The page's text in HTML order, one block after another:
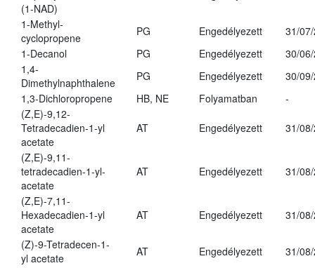
(1-NAD)
1-Methyl-
cyclopropene
PG Engedélyezett
31/
1-Decanol
PG Engedélyezett
30/
1,4-
Dimethylnaphthalene
PG Engedélyezett
30/
1,3-Dichloropropene
HB, NE Folyamatban
-
(Z,E)-9,12-
Tetradecadien-1-yl
acetate
AT Engedélyezett 31/
(Z,E)-9,11-
tetradecadien-1-yl-
acetate
AT Engedélyezett 31/
(Z,E)-7,11-
Hexadecadien-1-yl
acetate
AT Engedélyezett 31/
(Z)-9-Tetradecen-1-
yl acetate
AT Engedélyezett
31/